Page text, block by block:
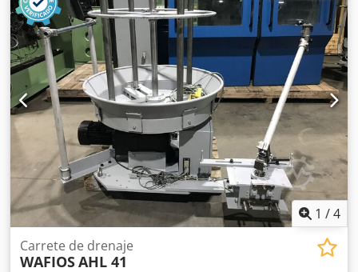
1 /4
Carrete de drenaje
WAFIOSAHL 41